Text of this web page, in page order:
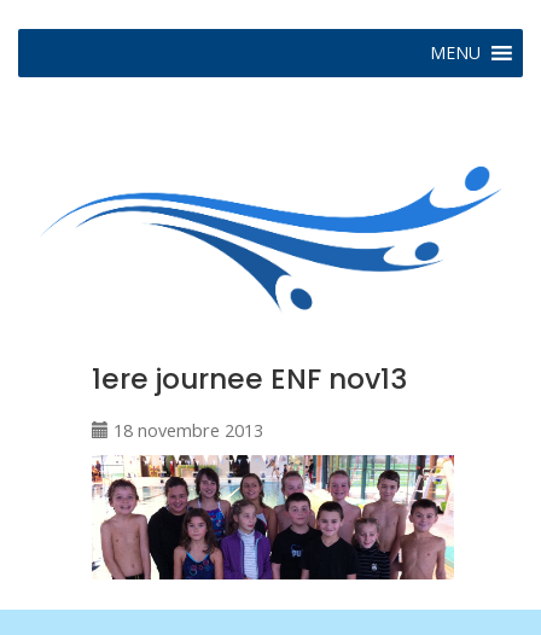
MENU
1ere journee ENF nov13
18 novembre 2013